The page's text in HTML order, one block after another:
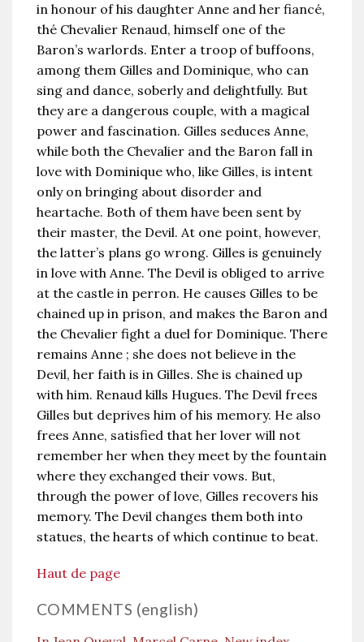
in honour of his daughter Anne and her fiancé,
thé Chevalier Renaud, himself one of the
Baron’s warlords. Enter a troop of buffoons,
among them Gilles and Dominique, who can
sing and dance, soberly and delightfully. But
they are a dangerous couple, with a magical
power and fascination. Gilles seduces Anne,
while both the Chevalier and the Baron fall in
love with Dominique who, like Gilles, is intent
only on bringing about disorder and
heartache. Both of them have been sent by
their master, the Devil. At one point, however,
the latter’s plans go wrong. Gilles is genuinely
in love with Anne. The Devil is obliged to arrive
at the castle in perron. He causes Gilles to be
chained up in prison, and makes the Baron and
the Chevalier fight a duel for Dominique. There
remains Anne ; she does not believe in the
Devil, her faith is in Gilles. She is chained up
with him. Renaud kills Hugues. The Devil frees
Gilles but deprives him of his memory. He also
frees Anne, satisfied that her lover will not
remember her when they meet by the fountain
where they exchanged their vows. But,
through the power of love, Gilles recovers his
memory. The Devil changes them both into
statues, the hearts of which continue to beat.
Haut de page
COMMENTS (english)